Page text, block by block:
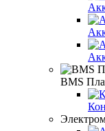
BMS